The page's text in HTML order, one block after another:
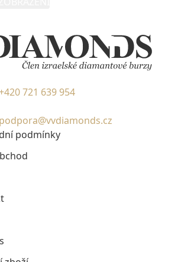
721 639 954
podpora@vvdiamonds.cz
podmínky